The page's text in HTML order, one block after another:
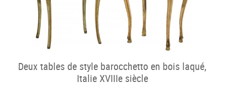
Deux tables de style barocchetto en bois laqué,
Italie XVIIIe siècle